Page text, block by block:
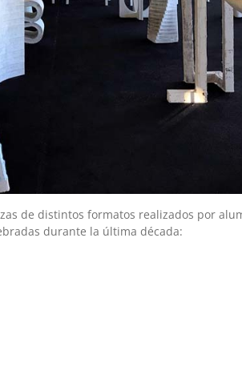
de distintos formatos realizados por
durante la última década: